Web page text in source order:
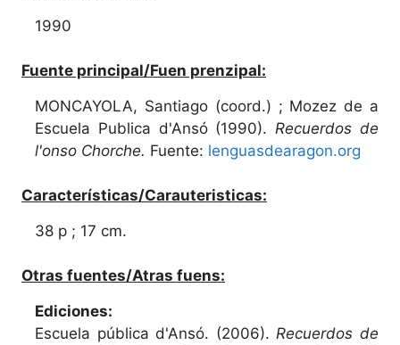
1990
Fuente principal/Fuen prenzipal:
MONCAYOLA, Santiago (coord.) ; Mozez de a
Escuela Publica d'Ansó (1990). Recuerdos de
l'onso Chorche. Fuente: lenguasdearagon.org
Características/Carauteristicas:
38 p ; 17 cm.
Otras fuentes/Atras fuens:
Ediciones:
Escuela pública d'Ansó. (2006). Recuerdos de